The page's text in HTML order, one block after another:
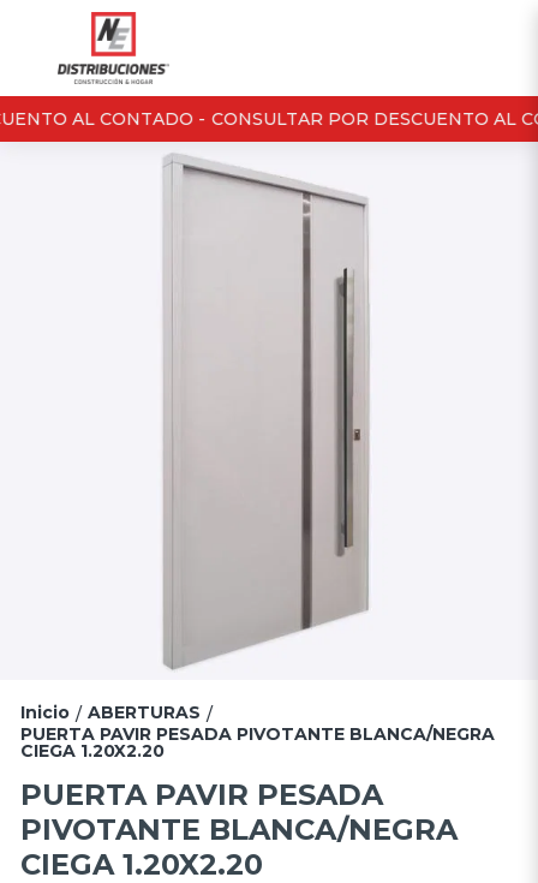
AL CONTADO - CONSULTAR POR DESCUENTO AL
Inicio / ABERTURAS /
PUERTA PAVIR PESADA PIVOTANTE BLANCA/NEGRA
CIEGA 1.20X2.20
PUERTA PAVIR PESADA
PIVOTANTE BLANCA/NEGRA
CIEGA 1.20X2.20